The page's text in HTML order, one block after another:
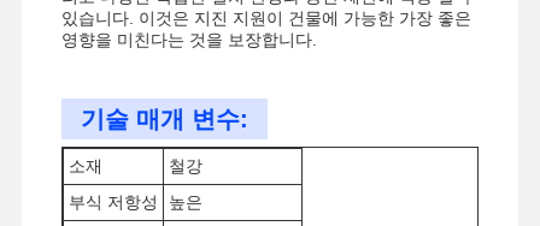
있습니다. 이것은 지진 지원이 건물에 가능한 가장 좋은
영향을 미친다는 것을 보장합니다.
기술 매개 변수:
소재
철강
부식 저항성
높은